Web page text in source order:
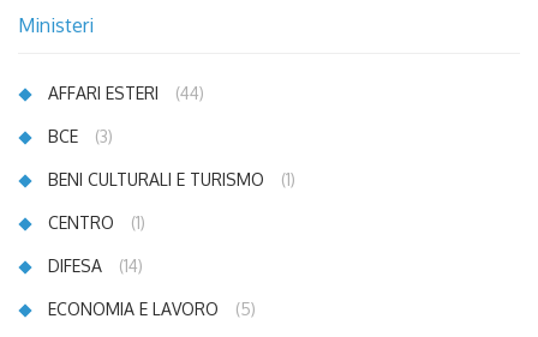
Ministeri
AFFARI ESTERI (44)
BCE (3)
BENI CULTURALI E TURISMO (1)
CENTRO (1)
DIFESA (14)
ECONOMIA E LAVORO (5)